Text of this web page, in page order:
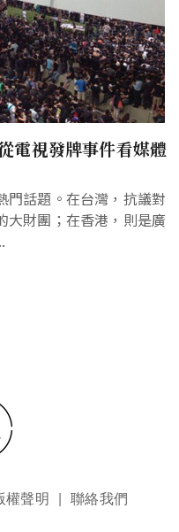
電視發牌事件看媒體
門話題。在台灣，抗議對
大財團；在香港，則是廣
權聲明 聯絡我們